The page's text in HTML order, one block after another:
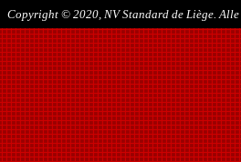
Copyright © 2020, NV Standard de Liège. Alle